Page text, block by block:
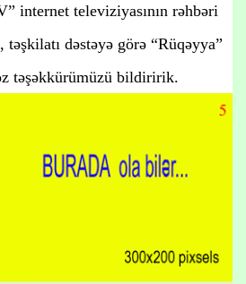
internet televiziyasının rəhbəri
dəstəyə görə “Rüqəyya”
təşəkkürümüzü bildiririk.